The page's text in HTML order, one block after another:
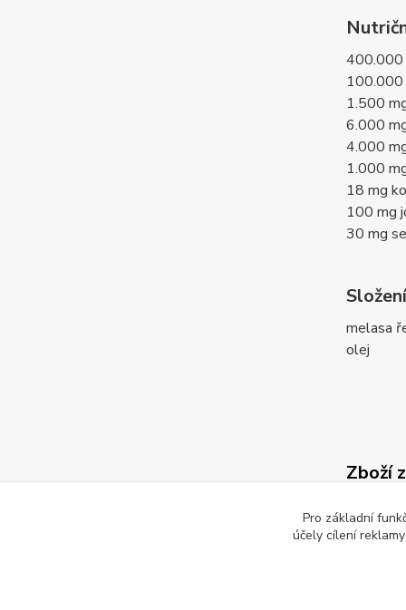
400.000
100.000
1.500
6.000
4.000
1.000
18 mg
100 mg
30 mg
melasa
olej
Zboží
Lizy
Pro základní
účely cílení